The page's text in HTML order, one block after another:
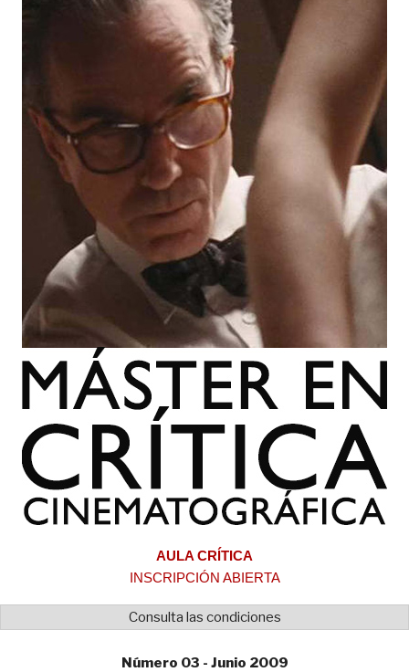
AULA CRÍTICA
INSCRIPCIÓN ABIERTA
Consulta las condiciones
Número 03 - Junio 2009